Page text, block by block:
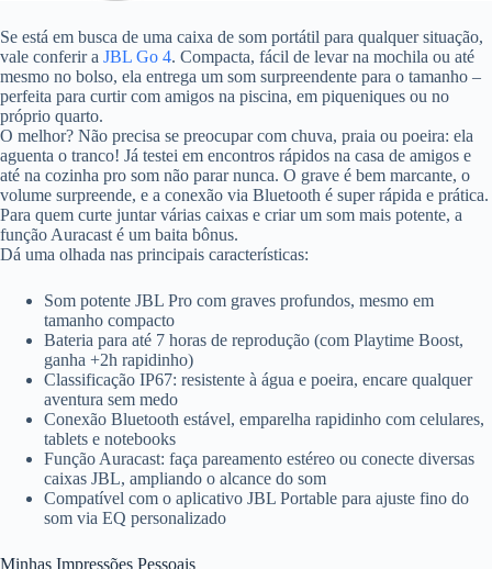
Se está em busca de uma caixa de som portátil para qualquer situação,
vale conferir a JBL Go 4. Compacta, fácil de levar na mochila ou até
mesmo no bolso, ela entrega um som surpreendente para o tamanho –
perfeita para curtir com amigos na piscina, em piqueniques ou no
próprio quarto.
O melhor? Não precisa se preocupar com chuva, praia ou poeira: ela
aguenta o tranco! Já testei em encontros rápidos na casa de amigos e
até na cozinha pro som não parar nunca. O grave é bem marcante, o
volume surpreende, e a conexão via Bluetooth é super rápida e prática.
Para quem curte juntar várias caixas e criar um som mais potente, a
função Auracast é um baita bônus.
Dá uma olhada nas principais características:
Som potente JBL Pro com graves profundos, mesmo em
tamanho compacto
Bateria para até 7 horas de reprodução (com Playtime Boost,
ganha +2h rapidinho)
Classificação IP67: resistente à água e poeira, encare qualquer
aventura sem medo
Conexão Bluetooth estável, emparelha rapidinho com celulares,
tablets e notebooks
Função Auracast: faça pareamento estéreo ou conecte diversas
caixas JBL, ampliando o alcance do som
Compatível com o aplicativo JBL Portable para ajuste fino do
som via EQ personalizado
Minhas Impressões Pessoais